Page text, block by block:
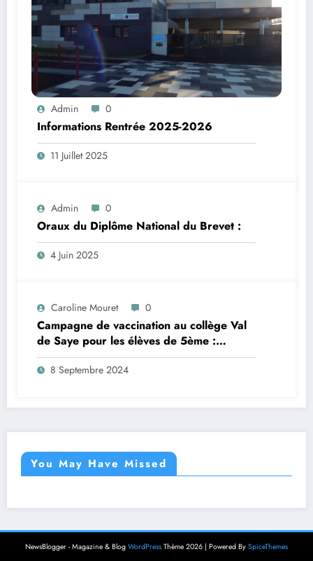
Admin 0
Informations Rentrée 2025-2026
11 Juillet 2025
Admin 0
Oraux du Diplôme National du Brevet :
4 Juin 2025
Caroline Mouret 0
Campagne de vaccination au collège Val
de Saye pour les élèves de 5ème :
inscription en ligne avant le 28 septembre
2024
8 Septembre 2024
You May Have Missed
NewsBlogger - Magazine & Blog WordPress Thème 2026 | Powered By SpiceThemes